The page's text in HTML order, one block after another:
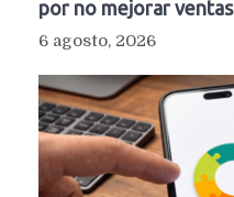
por no mejorar ventas
6 agosto, 2026